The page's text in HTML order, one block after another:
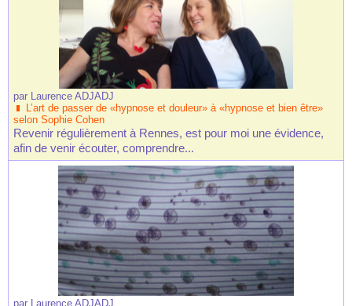
par Laurence ADJADJ
L’art de passer de «hypnose et douleur» à «hypnose et bien être»
selon Sophie Cohen
Revenir régulièrement à Rennes, est pour moi une évidence,
afin de venir écouter, comprendre...
par Laurence ADJADJ